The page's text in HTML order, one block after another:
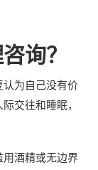
询？
为自己没有价
交往和睡眠，
酒精或无边界